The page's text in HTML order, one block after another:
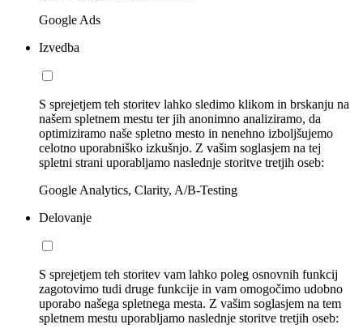
Google Ads
Izvedba
S sprejetjem teh storitev lahko sledimo klikom in brskanju na
našem spletnem mestu ter jih anonimno analiziramo, da
optimiziramo naše spletno mesto in nenehno izboljšujemo
celotno uporabniško izkušnjo. Z vašim soglasjem na tej
spletni strani uporabljamo naslednje storitve tretjih oseb:
Google Analytics, Clarity, A/B-Testing
Delovanje
S sprejetjem teh storitev vam lahko poleg osnovnih funkcij
zagotovimo tudi druge funkcije in vam omogočimo udobno
uporabo našega spletnega mesta. Z vašim soglasjem na tem
spletnem mestu uporabljamo naslednje storitve tretjih oseb: